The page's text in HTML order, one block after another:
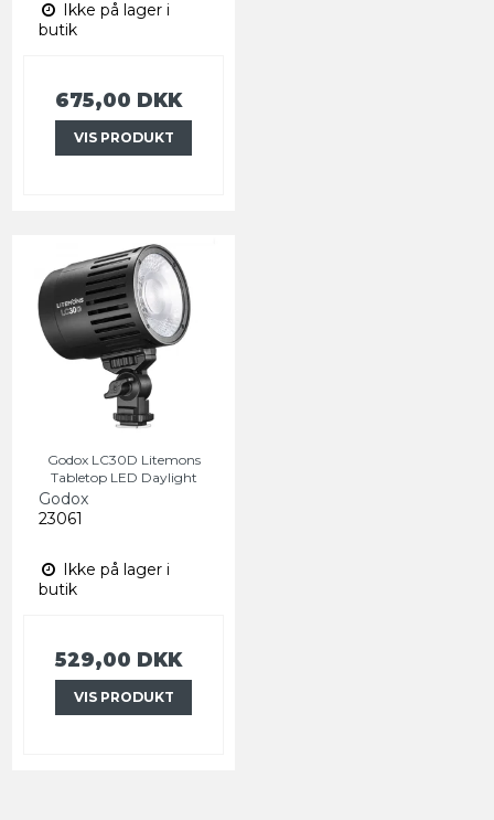
Ikke på lager i
butik
675,00 DKK
VIS PRODUKT
Godox LC30D Litemons
Tabletop LED Daylight
Godox
23061
Ikke på lager i
butik
529,00 DKK
VIS PRODUKT